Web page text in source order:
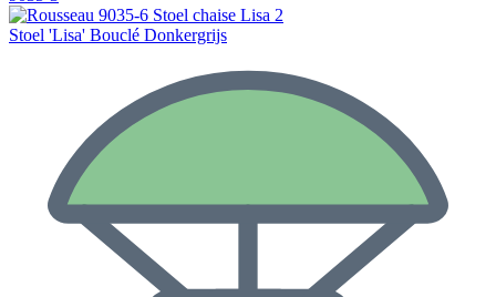
Stoel 'Lisa' Bouclé Donkergrijs